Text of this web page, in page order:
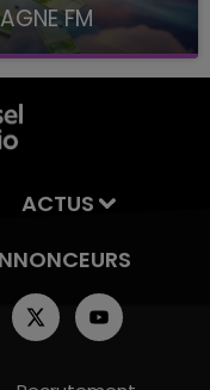
FM
à 8H10
ACTUS